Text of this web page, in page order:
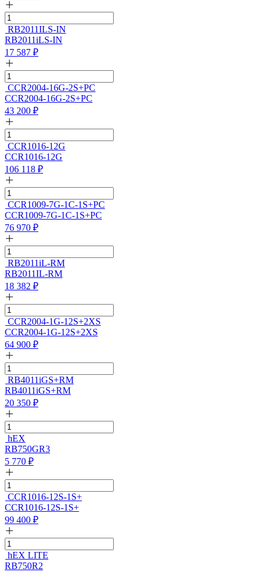
RB2011ILS-IN
RB2011iLS-IN
17 587 ₽
CCR2004-16G-2S+PC
CCR2004-16G-2S+PC
43 200 ₽
CCR1016-12G
CCR1016-12G
106 118 ₽
CCR1009-7G-1C-1S+PC
CCR1009-7G-1C-1S+PC
76 970 ₽
RB2011iL-RM
RB2011IL-RM
18 382 ₽
CCR2004-1G-12S+2XS
CCR2004-1G-12S+2XS
64 900 ₽
RB4011iGS+RM
RB4011iGS+RM
20 350 ₽
hEX
RB750GR3
5 770 ₽
CCR1016-12S-1S+
CCR1016-12S-1S+
99 400 ₽
hEX LITE
RB750R2